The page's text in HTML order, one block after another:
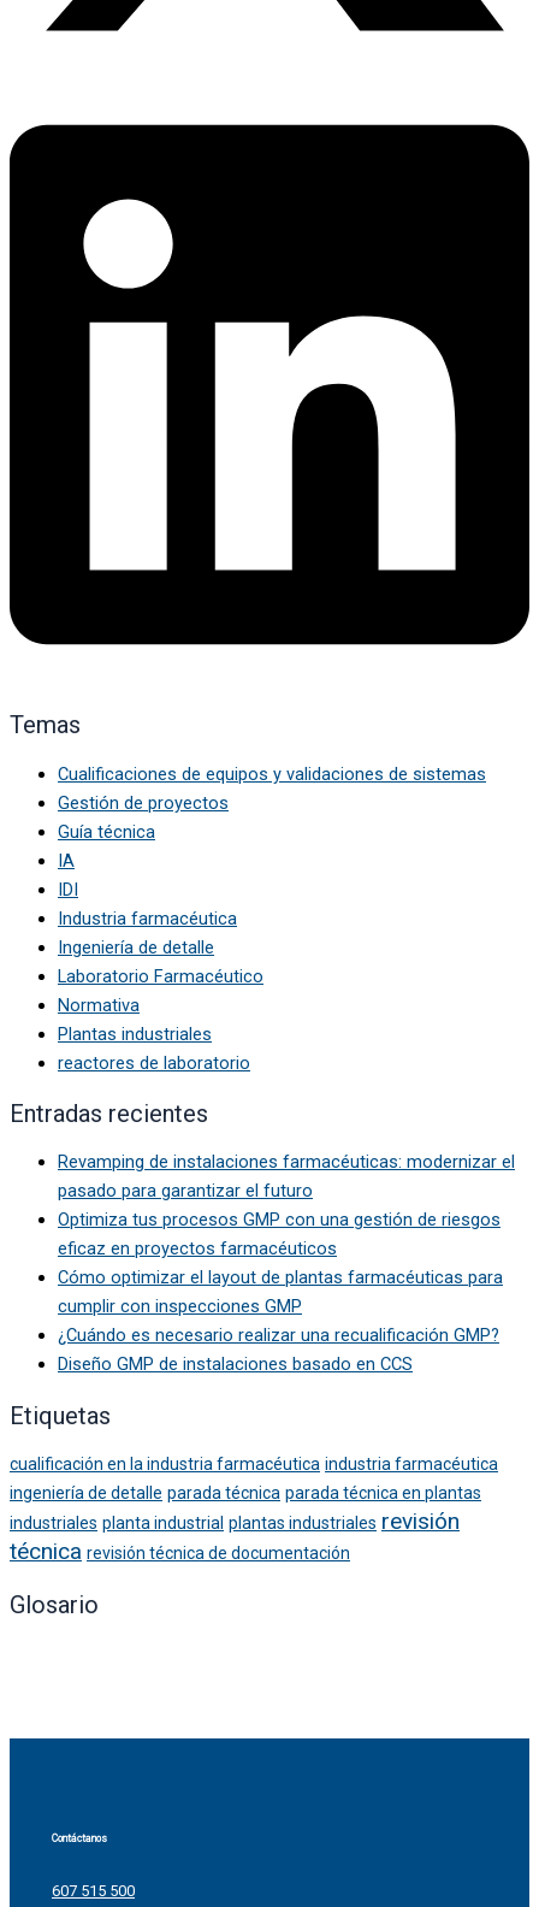
Temas
Cualificaciones de equipos y validaciones de sistemas
Gestión de proyectos
Guía técnica
IA
IDI
Industria farmacéutica
Ingeniería de detalle
Laboratorio Farmacéutico
Normativa
Plantas industriales
reactores de laboratorio
Entradas recientes
Revamping de instalaciones farmacéuticas: modernizar el
pasado para garantizar el futuro
Optimiza tus procesos GMP con una gestión de riesgos
eficaz en proyectos farmacéuticos
Cómo optimizar el layout de plantas farmacéuticas para
cumplir con inspecciones GMP
¿Cuándo es necesario realizar una recualificación GMP?
Diseño GMP de instalaciones basado en CCS
Etiquetas
cualificación en la industria farmacéutica industria farmacéutica
ingeniería de detalle parada técnica parada técnica en plantas
industriales planta industrial plantas industriales revisión
técnica revisión técnica de documentación
Glosario
Contáctanos
607 515 500